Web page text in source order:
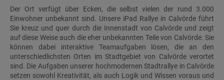
Der Ort verfügt über Ecken, die selbst vielen der rund 3.000
Einwohner unbekannt sind. Unsere iPad Rallye in Calvörde führt
Sie kreuz und quer durch die Innenstadt von Calvörde und zeigt
auf diese Weise auch die eher unbekannten Teile von Calvörde. Sie
können dabei interaktive Teamaufgaben lösen, die an den
unterschiedlichsten Orten im Stadtgebiet von Calvörde verortet
sind. Die Aufgaben unserer hochmodernen Stadtrallye in Calvörde
setzen sowohl Kreativität, als auch Logik und Wissen voraus und